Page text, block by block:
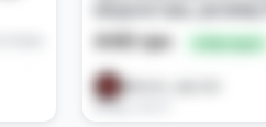
медсестры, размер
440 грн 🔥 Выгодно
@tovar_opt_biz
Вчера, 00:07